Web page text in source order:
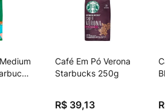
Café Em Pó Verona
Starbucks 250g
R$ 39,13